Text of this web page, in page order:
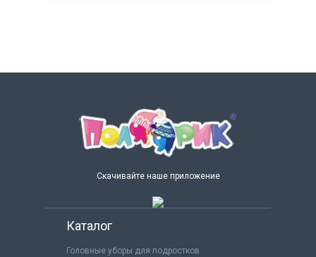
Скачивайте наше приложение
Каталог
Головные уборы для подростков